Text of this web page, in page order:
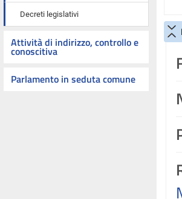
Decreti legislativi
Attività di indirizzo, controllo e
conoscitiva
Parlamento in seduta comune